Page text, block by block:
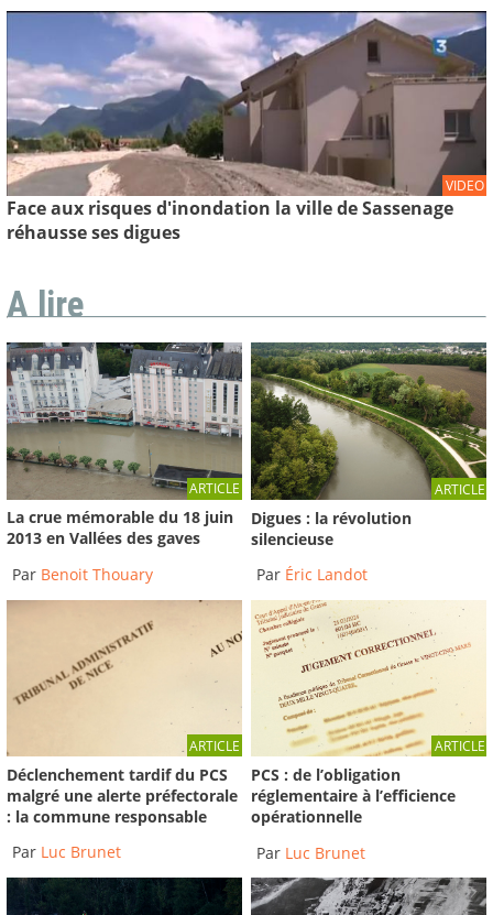
VIDEO
Face aux risques d'inondation la ville de Sassenage
réhausse ses digues
A lire
ARTICLE
La crue mémorable du 18 juin
2013 en Vallées des gaves
Par Benoit Thouary
ARTICLE
Digues : la révolution
silencieuse
Par Éric Landot
ARTICLE
Déclenchement tardif du PCS
malgré une alerte préfectorale
: la commune responsable
Par Luc Brunet
ARTICLE
PCS : de l’obligation
réglementaire à l’efficience
opérationnelle
Par Luc Brunet